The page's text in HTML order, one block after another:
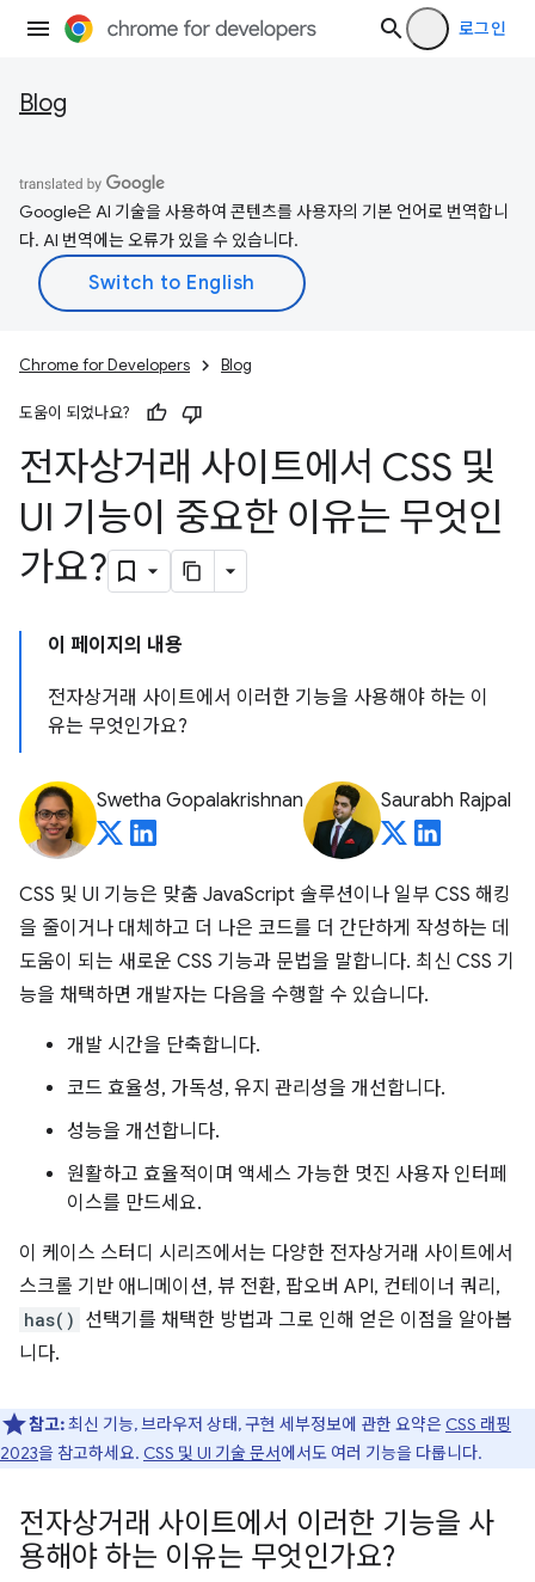
로그인
Blog
Google은 AI 기술을 사용하여 콘텐츠를 사용자의 기본 언어로 번역합니
다. AI 번역에는 오류가 있을 수 있습니다.
Chrome for Developers Blog
도움이 되었나요?
전자상거래 사이트에서 CSS 및
UI 기능이 중요한 이유는 무엇인
가요?
이 페이지의 내용
전자상거래 사이트에서 이러한 기능을 사용해야 하는 이
유는 무엇인가요?
Swetha Gopalakrishnan Saurabh Rajpal
CSS 및 UI 기능은 맞춤 JavaScript 솔루션이나 일부 CSS 해킹
을 줄이거나 대체하고 더 나은 코드를 더 간단하게 작성하는 데
도움이 되는 새로운 CSS 기능과 문법을 말합니다. 최신 CSS 기
능을 채택하면 개발자는 다음을 수행할 수 있습니다.
개발 시간을 단축합니다.
코드 효율성, 가독성, 유지 관리성을 개선합니다.
성능을 개선합니다.
원활하고 효율적이며 액세스 가능한 멋진 사용자 인터페
이스를 만드세요.
이 케이스 스터디 시리즈에서는 다양한 전자상거래 사이트에서
스크롤 기반 애니메이션, 뷰 전환, 팝오버 API, 컨테이너 쿼리,
has() 선택기를 채택한 방법과 그로 인해 얻은 이점을 알아봅
니다.
참고:최신 기능, 브라우저 상태, 구현 세부정보에 관한 요약은 CSS 래핑
2023을 참고하세요. CSS 및 UI 기술 문서에서도 여러 기능을 다룹니다.
전자상거래 사이트에서 이러한 기능을 사
용해야 하는 이유는 무엇인가요?